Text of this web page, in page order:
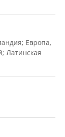
Европа,
Латинская